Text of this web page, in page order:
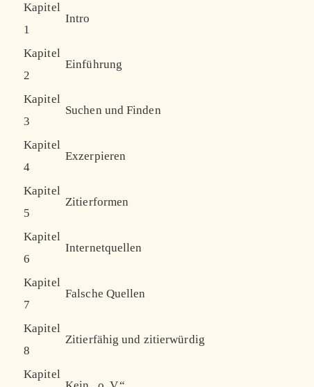
Kapitel
1
Intro
Kapitel
2
Einführung
Kapitel
3
Suchen und Finden
Kapitel
4
Exzerpieren
Kapitel
5
Zitierformen
Kapitel
6
Internetquellen
Kapitel
7
Falsche Quellen
Kapitel
8
Zitierfähig und zitierwürdig
Kapitel